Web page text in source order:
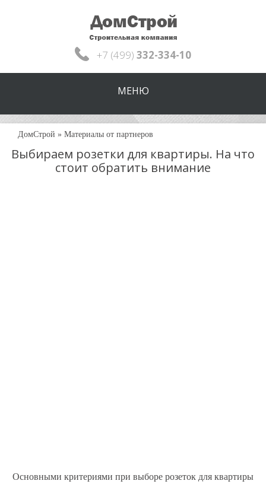
+7 (499) 332-334-10
МЕНЮ
ДомСтрой » Материалы от партнеров
Выбираем розетки для квартиры. На что
стоит обратить внимание
Основными критериями при выборе розеток для квартиры